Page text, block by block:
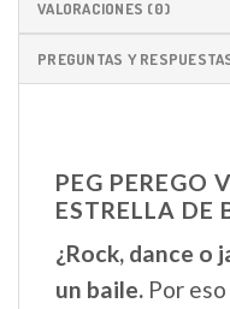
VALORACIONES (0)
PREGUNTAS Y
PEG PEREGO
ESTRELLA DE
¿Rock, dance o
un baile. Por